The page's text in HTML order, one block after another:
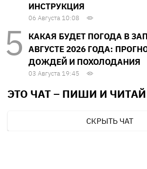
ИНСТРУКЦИЯ
06 Августа 10:08
КАКАЯ БУДЕТ ПОГОДА В
АВГУСТЕ 2026 ГОДА:
ДОЖДЕЙ И ПОХОЛОДАНИЯ
03 Августа 19:45
ЭТО ЧАТ – ПИШИ И ЧИТАЙ
СКРЫТЬ ЧАТ